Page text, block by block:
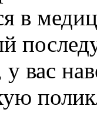
в
у вас